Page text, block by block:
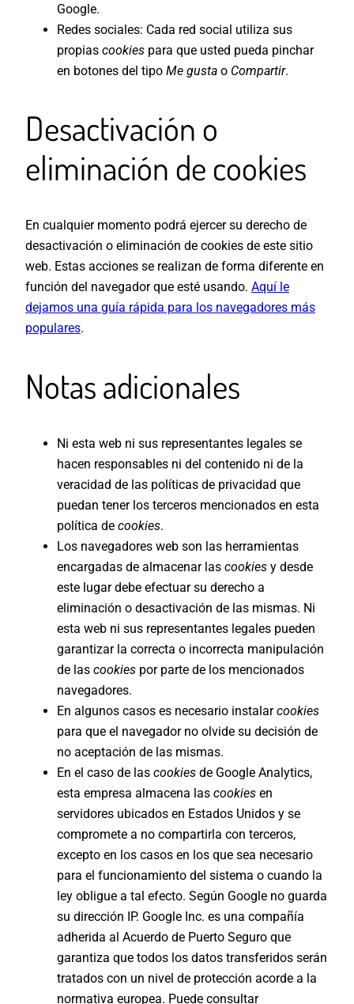
Google.
Redes sociales: Cada red social utiliza sus
propias cookies para que usted pueda pinchar
en botones del tipo Me gusta o Compartir.
Desactivación o
eliminación de cookies
En cualquier momento podrá ejercer su derecho de
desactivación o eliminación de cookies de este sitio
web. Estas acciones se realizan de forma diferente en
función del navegador que esté usando. Aquí le
dejamos una guía rápida para los navegadores más
populares.
Notas adicionales
Ni esta web ni sus representantes legales se
hacen responsables ni del contenido ni de la
veracidad de las políticas de privacidad que
puedan tener los terceros mencionados en esta
política de cookies.
Los navegadores web son las herramientas
encargadas de almacenar las cookies y desde
este lugar debe efectuar su derecho a
eliminación o desactivación de las mismas. Ni
esta web ni sus representantes legales pueden
garantizar la correcta o incorrecta manipulación
de las cookies por parte de los mencionados
navegadores.
En algunos casos es necesario instalarcookies
para que el navegador no olvide su decisión de
no aceptación de las mismas.
En el caso de las cookies de Google Analytics,
esta empresa almacena las cookies en
servidores ubicados en Estados Unidos y se
compromete a no compartirla con terceros,
excepto en los casos en los que sea necesario
para el funcionamiento del sistema o cuando la
ley obligue a tal efecto. Según Google no guarda
su dirección IP. Google Inc. es una compañía
adherida al Acuerdo de Puerto Seguro que
garantiza que todos los datos transferidos serán
tratados con un nivel de protección acorde a la
normativa europea. Puede consultar